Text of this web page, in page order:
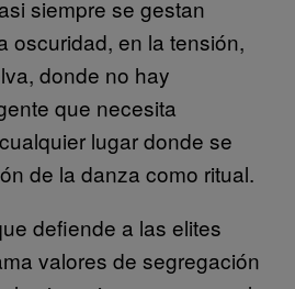
siempre se gestan
oscuridad, en la tensión,
donde no hay
que necesita
lugar donde se
de la danza como ritual.
defiende a las elites
valores de segregación